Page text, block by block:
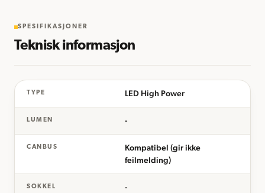
SPESIFIKASJONER
Teknisk informasjon
TYPE LED High Power
LUMEN -
CANBUS
Kompatibel (gir ikke
feilmelding)
SOKKEL -